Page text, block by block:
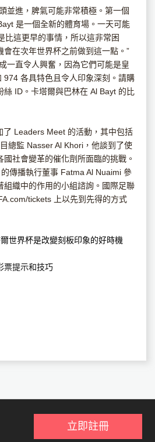
並進，脾氣可能非常積極。第一個
是一個全新的體育場。一天可能
這更早的事情，所以這非常困
在次年世界杯之前做到這一點。”
一直令人興奮，因為它們可能是皇
974 各具特色且令人印象深刻。請購
絲 ID。卡塔爾與巴林在 Al Bayt 的比
了 Leaders Meet 的活動，其中包括
總監 Nasser Al Khori，他談到了使
社會變革的催化劑所面臨的挑戰。
傳播執行董事 Fatma Al Nuaimi 參
組織中的作用的小組諮詢。國際足聯
tickets 上以先到先得的方式
世界杯是改變刻板印象的好時機
票提示和技巧
立即註冊